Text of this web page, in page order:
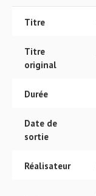
Titre
Titre
original
Durée
Date de
sortie
Réalisateur